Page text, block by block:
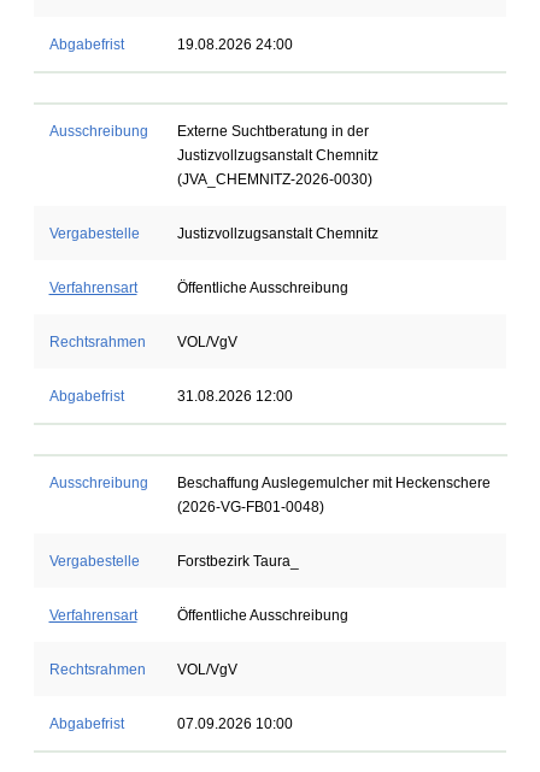
Abgabefrist 19.08.2026 24:00
Ausschreibung
Externe Suchtberatung in der
Justizvollzugsanstalt Chemnitz
(JVA_CHEMNITZ-2026-0030)
Vergabestelle Justizvollzugsanstalt Chemnitz
Verfahrensart Öffentliche Ausschreibung
Rechtsrahmen VOL/VgV
Abgabefrist 31.08.2026 12:00
Ausschreibung
Beschaffung Auslegemulcher mit Heckenschere
(2026-VG-FB01-0048)
Vergabestelle Forstbezirk Taura_
Verfahrensart Öffentliche Ausschreibung
Rechtsrahmen VOL/VgV
Abgabefrist 07.09.2026 10:00